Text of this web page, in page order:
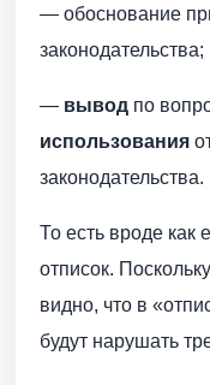
— обоснование
законодательства;
— вывод по
использования
законодательства.
То есть вроде
отписок.
видно, что в
будут нарушать